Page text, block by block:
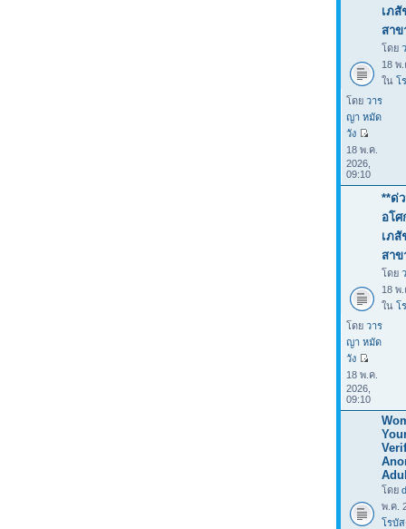
เภสั
สาข
โดย
18 พ
ใน โ
โดย วาร
ญา หมัด
วัง
18 พ.ค.
2026,
09:10
**ด่
อโ
เภสั
สาข
โดย
18 พ
ใน โ
โดย วาร
ญา หมัด
วัง
18 พ.ค.
2026,
09:10
โดย
พ.ค.
โรบั